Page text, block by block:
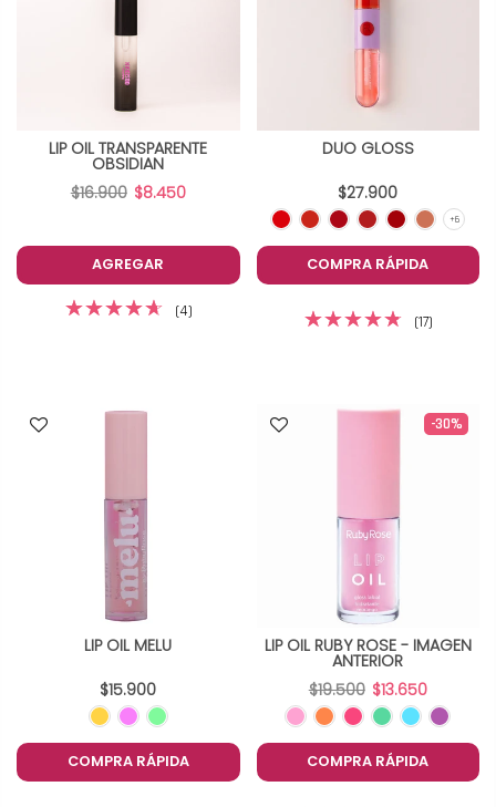
LIP OIL TRANSPARENTE
OBSIDIAN
$16.900 $8.450
AGREGAR
(4)
DUO GLOSS
$27.900
COMPRA RÁPIDA
(17)
LIP OIL MELU
$15.900
COMPRA RÁPIDA
-30%
LIP OIL RUBY ROSE - IMAGEN
ANTERIOR
$19.500 $13.650
COMPRA RÁPIDA